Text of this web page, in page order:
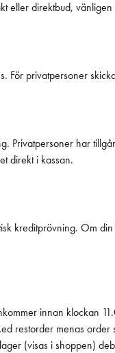
eller direktbud,
För privatpersoner
Privatpersoner har
direkt i kassan.
kreditprövning. Om
innan klockan
restorder menas
(visas i shoppen)